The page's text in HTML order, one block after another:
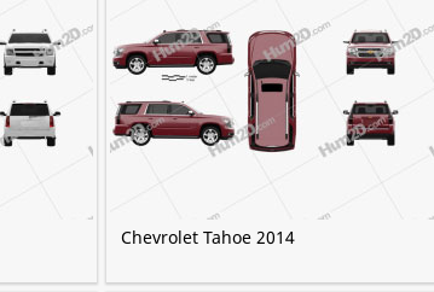
Chevrolet Tahoe 2014